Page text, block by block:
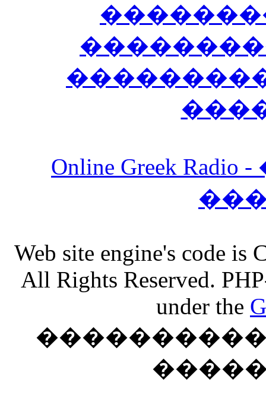
Online Greek
Web site engine's code
All Rights Reserved.
under the
����������